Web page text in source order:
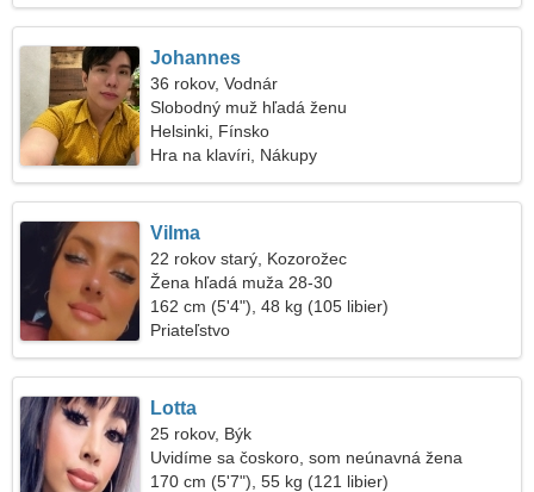
Johannes
36 rokov, Vodnár
Slobodný muž hľadá ženu
Helsinki, Fínsko
Hra na klavíri, Nákupy
Vilma
22 rokov starý, Kozorožec
Žena hľadá muža 28-30
162 cm (5'4"), 48 kg (105 libier)
Priateľstvo
Lotta
25 rokov, Býk
Uvidíme sa čoskoro, som neúnavná žena
170 cm (5'7"), 55 kg (121 libier)